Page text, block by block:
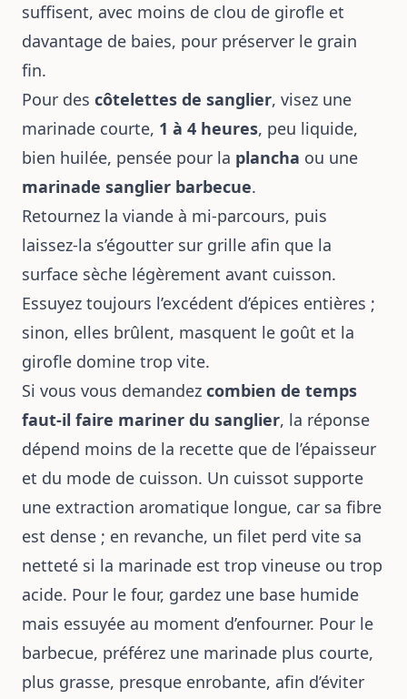
suffisent, avec moins de clou de girofle et
davantage de baies, pour préserver le grain
fin.
Pour des côtelettes de sanglier, visez une
marinade courte, 1 à 4 heures, peu liquide,
bien huilée, pensée pour la plancha ou une
marinade sanglier barbecue.
Retournez la viande à mi-parcours, puis
laissez-la s’égoutter sur grille afin que la
surface sèche légèrement avant cuisson.
Essuyez toujours l’excédent d’épices entières ;
sinon, elles brûlent, masquent le goût et la
girofle domine trop vite.
Si vous vous demandez combien de temps
faut-il faire mariner du sanglier, la réponse
dépend moins de la recette que de l’épaisseur
et du mode de cuisson. Un cuissot supporte
une extraction aromatique longue, car sa fibre
est dense ; en revanche, un filet perd vite sa
netteté si la marinade est trop vineuse ou trop
acide. Pour le four, gardez une base humide
mais essuyée au moment d’enfourner. Pour le
barbecue, préférez une marinade plus courte,
plus grasse, presque enrobante, afin d’éviter